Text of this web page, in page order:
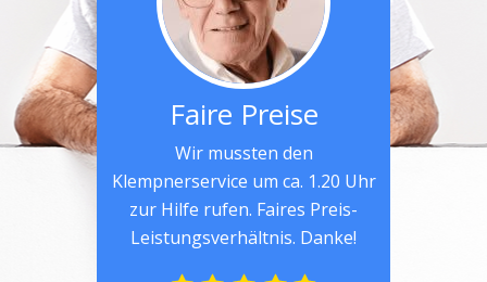
Faire Preise
Wir mussten den
Klempnerservice um ca. 1.20 Uhr
zur Hilfe rufen. Faires Preis-
Leistungsverhältnis. Danke!